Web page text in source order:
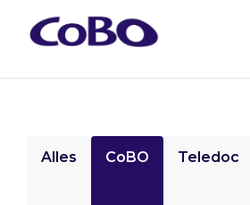
Alles CoBO Teledoc